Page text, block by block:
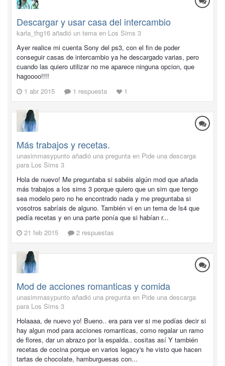
Descargar y usar casa del intercambio
karla_thg16 añadió un tema en Los Sims 3
Ayer realice mi cuenta Sony del ps3, con el fin de poder
conseguir casas de intercambio ya he descargado varias, pero
cuando las quiero utilizar no me aparece ninguna opcion, que
hagoooo!!!!
1 abr 2015
1 respuesta 1
Más trabajos y recetas.
unasimmasypunto añadió una pregunta en Pide una descarga
para Los Sims 3
Hola de nuevo! Me preguntaba si sabéis algún mod que añada
más trabajos a los sims 3 porque quiero que un sim que tengo
sea modelo pero no he encontrado nada y me preguntaba si
vosotros sabríais de alguno. También vi en un tema de ls4 que
pedía recetas y en una parte ponía que si habían r...
21 feb 2015
2 respuestas
Mod de acciones romanticas y comida
unasimmasypunto añadió una pregunta en Pide una descarga
para Los Sims 3
Holaaaa, de nuevo yo! Bueno.. era para ver si me podías decir si
hay algun mod para acciones romanticas, como regalar un ramo
de flores, dar un abrazo por la espalda.. cositas así Y también
recetas de cocina porque en varios legacy's he visto que hacen
tartas de chocolate, hamburguesas con...